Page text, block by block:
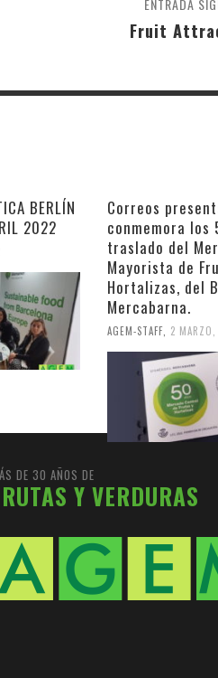
ENTRADA
Fruit
BERLÍN
2022
Correos
conmemora los
traslado del
Mayorista de
Hortalizas, del
Mercabarna.
AGEM-STAFF, 2
DE 30 AÑOS DE
Y VERDURAS